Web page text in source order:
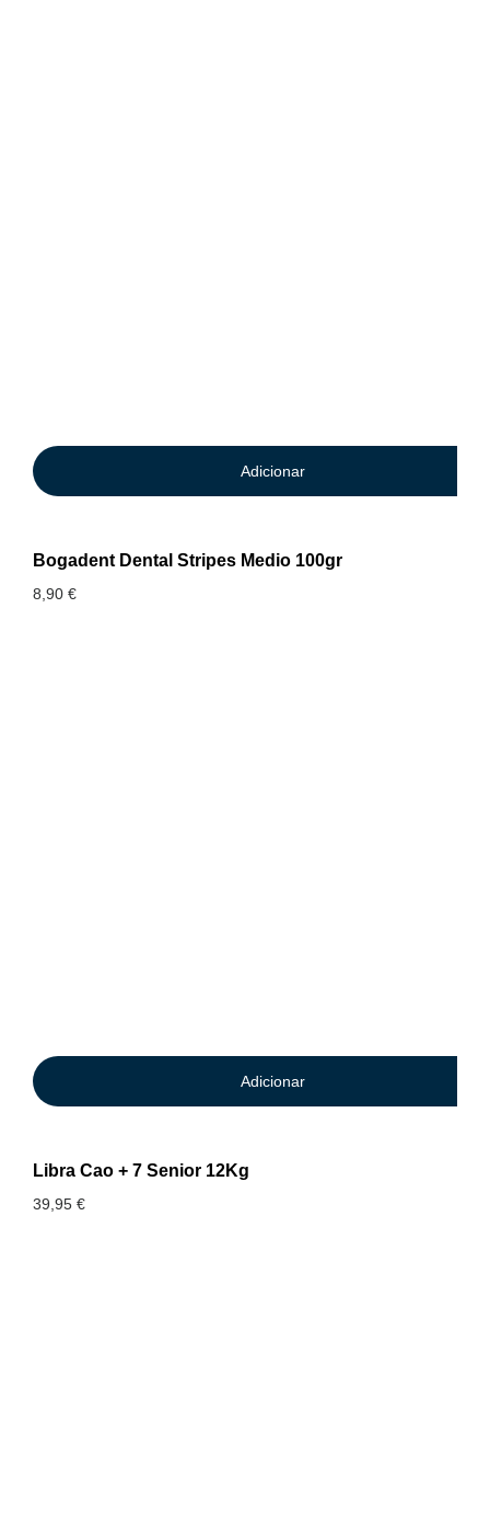
Adicionar
Bogadent Dental Stripes Medio 100gr
8,90 €
Adicionar
Libra Cao + 7 Senior 12Kg
39,95 €